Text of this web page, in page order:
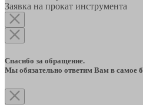
Заявка на прокат инструмента
Спасибо за обращение.
Мы обязательно ответим Вам в самое